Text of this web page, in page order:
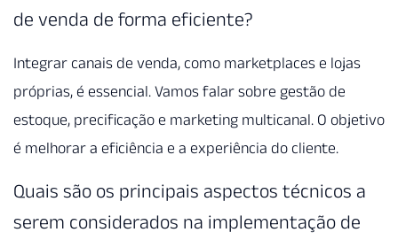
de venda de forma eficiente?
Integrar canais de venda, como marketplaces e lojas
próprias, é essencial. Vamos falar sobre gestão de
estoque, precificação e marketing multicanal. O objetivo
é melhorar a eficiência e a experiência do cliente.
Quais são os principais aspectos técnicos a
serem considerados na implementação de